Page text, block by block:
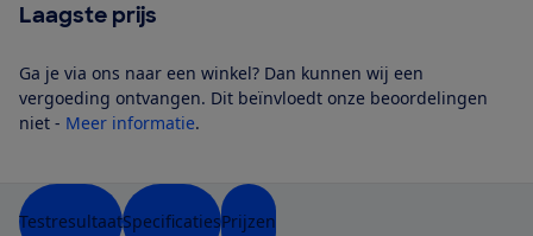
Laagste prijs
Ga je via ons naar een winkel? Dan kunnen wij een
vergoeding ontvangen. Dit beïnvloedt onze beoordelingen
niet - Meer informatie.
TestresultaatSpecificatiesPrijzen